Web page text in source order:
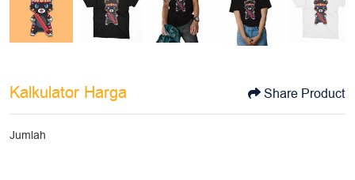
Kalkulator Harga Share Product
Jumlah